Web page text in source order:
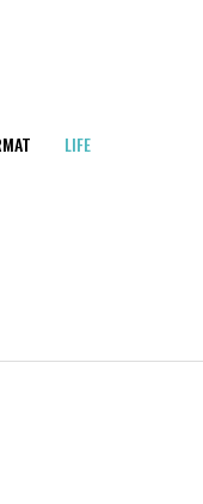
LIFE